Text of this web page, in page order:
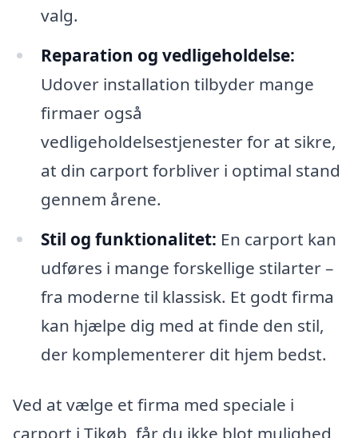
valg.
Reparation og vedligeholdelse:
Udover installation tilbyder mange
firmaer også
vedligeholdelsestjenester for at sikre,
at din carport forbliver i optimal stand
gennem årene.
Stil og funktionalitet: En carport kan
udføres i mange forskellige stilarter –
fra moderne til klassisk. Et godt firma
kan hjælpe dig med at finde den stil,
der komplementerer dit hjem bedst.
Ved at vælge et firma med speciale i